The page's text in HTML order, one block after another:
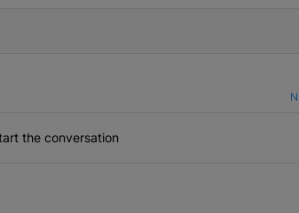
the conversation